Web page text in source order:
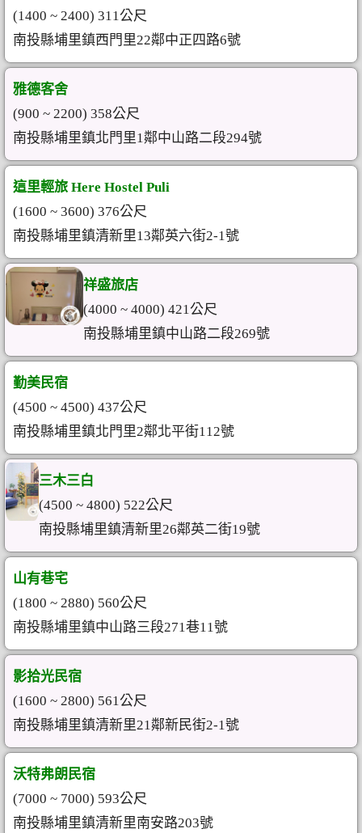
(1400 ~ 2400) 311公尺
南投縣埔里鎮西門里22鄰中正四路6號
雅德客舍
(900 ~ 2200) 358公尺
南投縣埔里鎮北門里1鄰中山路二段294號
這里輕旅 Here Hostel Puli
(1600 ~ 3600) 376公尺
南投縣埔里鎮清新里13鄰英六街2-1號
祥盛旅店
(4000 ~ 4000) 421公尺
南投縣埔里鎮中山路二段269號
勤美民宿
(4500 ~ 4500) 437公尺
南投縣埔里鎮北門里2鄰北平街112號
三木三白
(4500 ~ 4800) 522公尺
南投縣埔里鎮清新里26鄰英二街19號
山有巷宅
(1800 ~ 2880) 560公尺
南投縣埔里鎮中山路三段271巷11號
影拾光民宿
(1600 ~ 2800) 561公尺
南投縣埔里鎮清新里21鄰新民街2-1號
沃特弗朗民宿
(7000 ~ 7000) 593公尺
南投縣埔里鎮清新里南安路203號